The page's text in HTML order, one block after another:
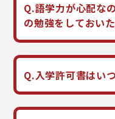
Q.語学力が心配な
の勉強をしておい
Q.入学許可書はい